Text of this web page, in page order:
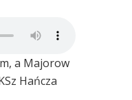
a Majorow
Hańcza